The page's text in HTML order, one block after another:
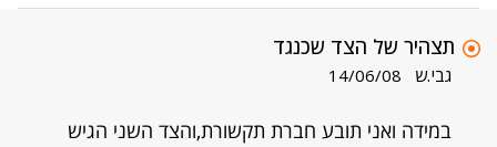
תצהיר של הצד שכנגד
גבי.ש 14/06/08
במידה ואני תובע חברת תקשורת,והצד השני הגיש